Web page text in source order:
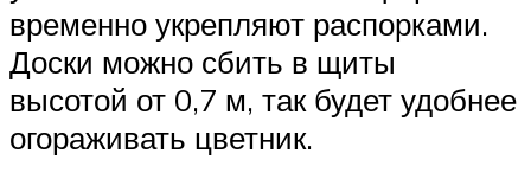
временно укрепляют распорками.
Доски можно сбить в щиты
высотой от 0,7 м, так будет удобнее
огораживать цветник.